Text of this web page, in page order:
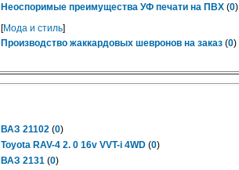
Неоспоримые преимущества УФ печати на ПВХ (0)
[Мода и стиль]
Производство жаккардовых шевронов на заказ (0)
ВАЗ 21102 (0)
Toyota RAV-4 2. 0 16v VVT-i 4WD (0)
ВАЗ 2131 (0)